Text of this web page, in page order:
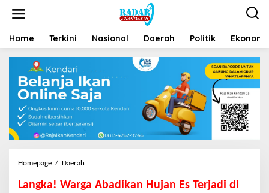
Home Terkini Nasional Daerah Politik
Homepage / Daerah
Langka! Warga Abadikan Hujan Es Terjadi di